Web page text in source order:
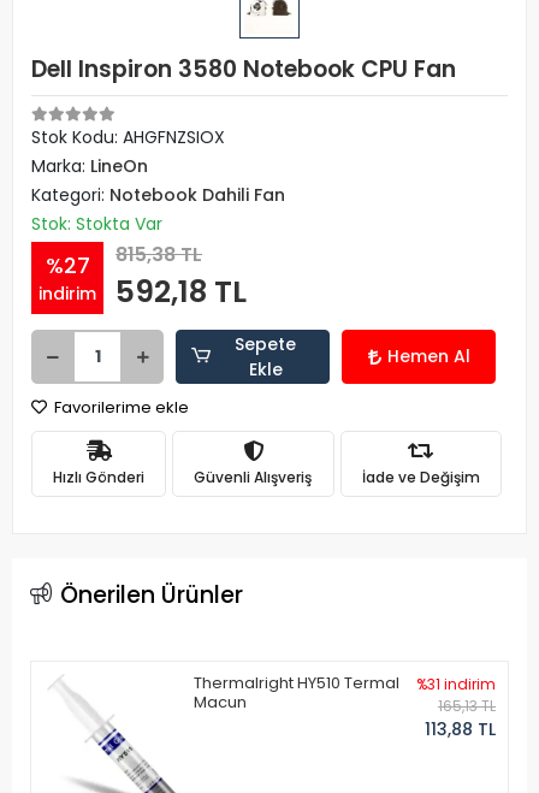
Dell Inspiron 3580 Notebook CPU Fan
Stok Kodu: AHGFNZSIOX
Marka: LineOn
Kategori: Notebook Dahili Fan
Stok: Stokta Var
%27
indirim
815,38 TL
592,18 TL
Sepete
Ekle
Hemen Al
Favorilerime ekle
Hızlı Gönderi Güvenli Alışveriş İade ve Değişim
Önerilen Ürünler
Thermalright HY510 Termal
Macun
%31 indirim
165,13 TL
113,88 TL